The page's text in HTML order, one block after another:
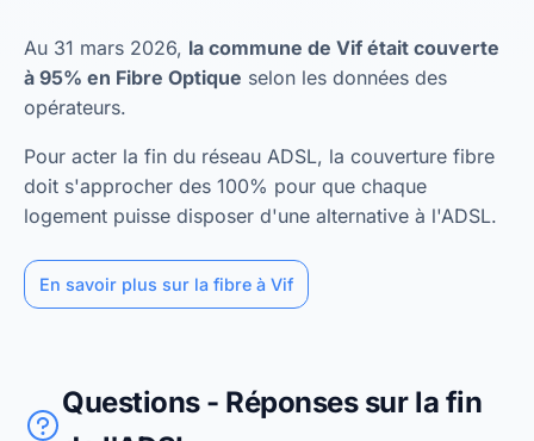
Au 31 mars 2026, la commune de Vif était couverte
à 95% en Fibre Optique selon les données des
opérateurs.
Pour acter la fin du réseau ADSL, la couverture fibre
doit s'approcher des 100% pour que chaque
logement puisse disposer d'une alternative à l'ADSL.
En savoir plus sur la fibre à Vif
Questions - Réponses sur la fin